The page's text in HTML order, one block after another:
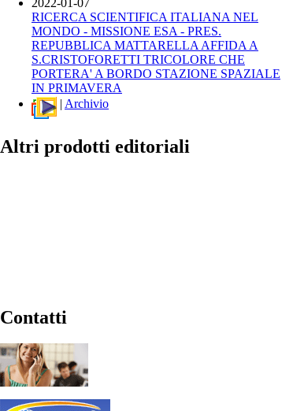
RICERCA SCIENTIFICA ITALIANA NEL
MONDO - MISSIONE ESA - PRES.
REPUBBLICA MATTARELLA AFFIDA A
S.CRISTOFORETTI TRICOLORE CHE
PORTERA' A BORDO STAZIONE SPAZIALE
IN PRIMAVERA
| Archivio
Altri prodotti editoriali
Contatti